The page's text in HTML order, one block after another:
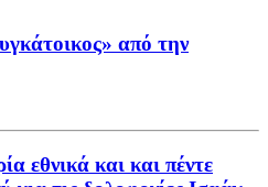
από την
εθνικά και και πέντε